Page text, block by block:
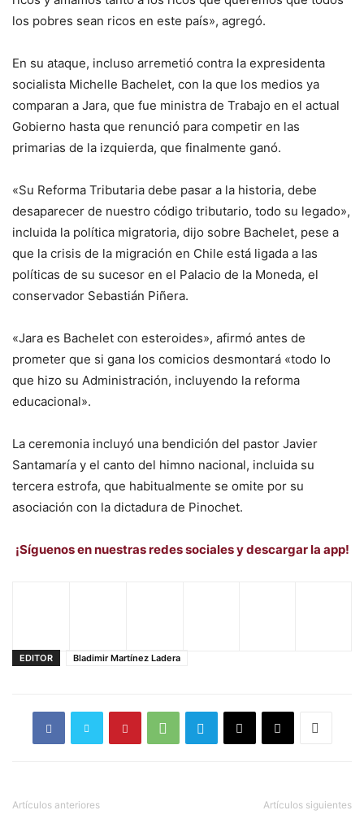
los pobres sean ricos en este país», agregó.
En su ataque, incluso arremetió contra la expresidenta
socialista Michelle Bachelet, con la que los medios ya
comparan a Jara, que fue ministra de Trabajo en el actual
Gobierno hasta que renunció para competir en las
primarias de la izquierda, que finalmente ganó.
«Su Reforma Tributaria debe pasar a la historia, debe
desaparecer de nuestro código tributario, todo su legado»,
incluida la política migratoria, dijo sobre Bachelet, pese a
que la crisis de la migración en Chile está ligada a las
políticas de su sucesor en el Palacio de la Moneda, el
conservador Sebastián Piñera.
«Jara es Bachelet con esteroides», afirmó antes de
prometer que si gana los comicios desmontará «todo lo
que hizo su Administración, incluyendo la reforma
educacional».
La ceremonia incluyó una bendición del pastor Javier
Santamaría y el canto del himno nacional, incluida su
tercera estrofa, que habitualmente se omite por su
asociación con la dictadura de Pinochet.
¡Síguenos en nuestras redes sociales y descargar la app!
EDITOR Bladimir Martínez Ladera
Artículos anteriores Artículos siguientes